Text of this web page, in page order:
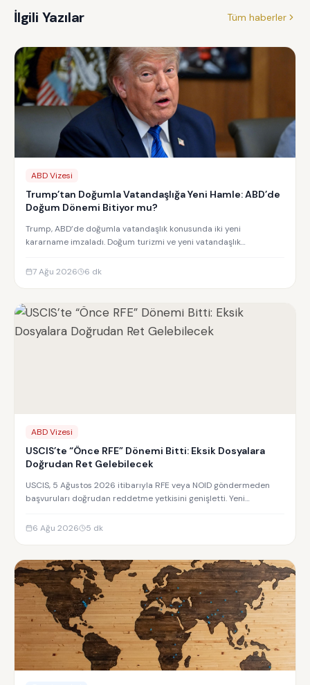
İlgili Yazılar Tüm haberler
ABD Vizesi
Trump’tan Doğumla Vatandaşlığa Yeni Hamle: ABD’de
Doğum Dönemi Bitiyor mu?
Trump, ABD’de doğumla vatandaşlık konusunda iki yeni
kararname imzaladı. Doğum turizmi ve yeni vatandaşlık
7 Ağu 2026
6 dk
ABD Vizesi
USCIS’te “Önce RFE” Dönemi Bitti: Eksik Dosyalara
Doğrudan Ret Gelebilecek
USCIS, 5 Ağustos 2026 itibarıyla RFE veya NOID göndermeden
başvuruları doğrudan reddetme yetkisini genişletti. Yeni
6 Ağu 2026
5 dk